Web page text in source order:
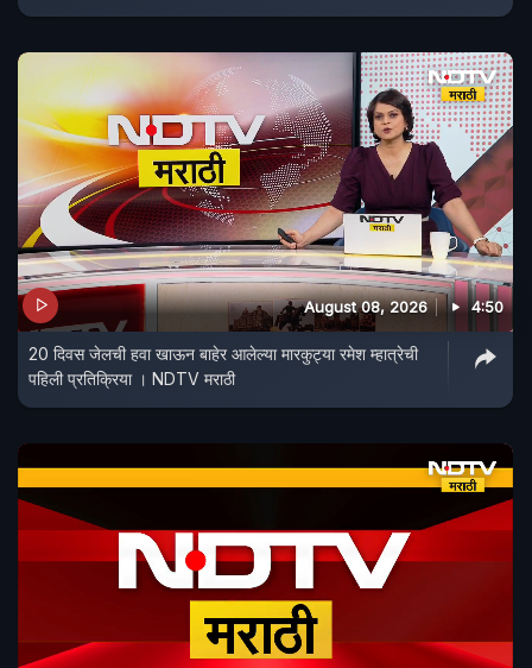
August 08, 2026 4:50
20 दिवस जेलची हवा खाऊन बाहेर आलेल्या मारकुट्या रमेश म्हात्रेची
पहिली प्रतिक्रिया । NDTV मराठी